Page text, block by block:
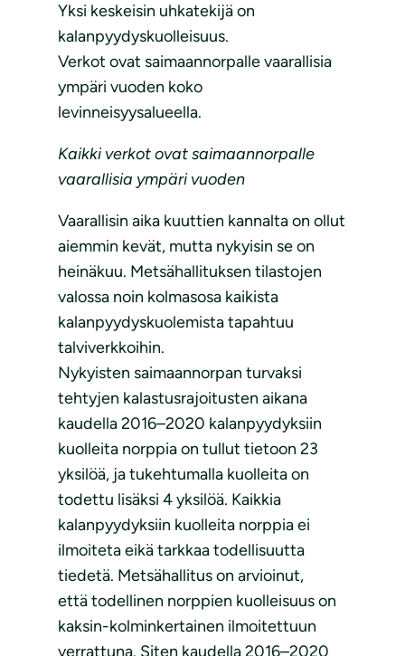
Yksi keskeisin uhkatekijä on
kalanpyydyskuolleisuus.
Verkot ovat saimaannorpalle vaarallisia
ympäri vuoden koko
levinneisyysalueella.
Kaikki verkot ovat saimaannorpalle
vaarallisia ympäri vuoden
Vaarallisin aika kuuttien kannalta on ollut
aiemmin kevät, mutta nykyisin se on
heinäkuu. Metsähallituksen tilastojen
valossa noin kolmasosa kaikista
kalanpyydyskuolemista tapahtuu
talviverkkoihin.
Nykyisten saimaannorpan turvaksi
tehtyjen kalastusrajoitusten aikana
kaudella 2016–2020 kalanpyydyksiin
kuolleita norppia on tullut tietoon 23
yksilöä, ja tukehtumalla kuolleita on
todettu lisäksi 4 yksilöä. Kaikkia
kalanpyydyksiin kuolleita norppia ei
ilmoiteta eikä tarkkaa todellisuutta
tiedetä. Metsähallitus on arvioinut,
että todellinen norppien kuolleisuus on
kaksin-kolminkertainen ilmoitettuun
verrattuna. Siten kaudella 2016–2020